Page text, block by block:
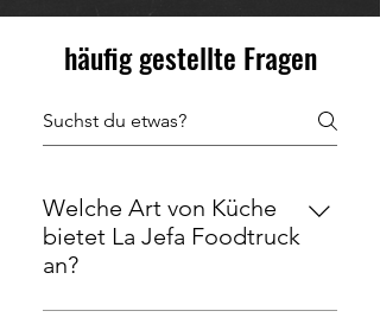
häufig gestellte Fragen
Welche Art von Küche
bietet La Jefa Foodtruck
an?
La Jefa Foodtruck ist auf